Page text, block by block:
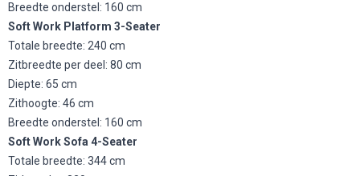
Breedte onderstel: 160 cm
Soft Work Platform 3-Seater
Totale breedte: 240 cm
Zitbreedte per deel: 80 cm
Diepte: 65 cm
Zithoogte: 46 cm
Breedte onderstel: 160 cm
Soft Work Sofa 4-Seater
Totale breedte: 344 cm